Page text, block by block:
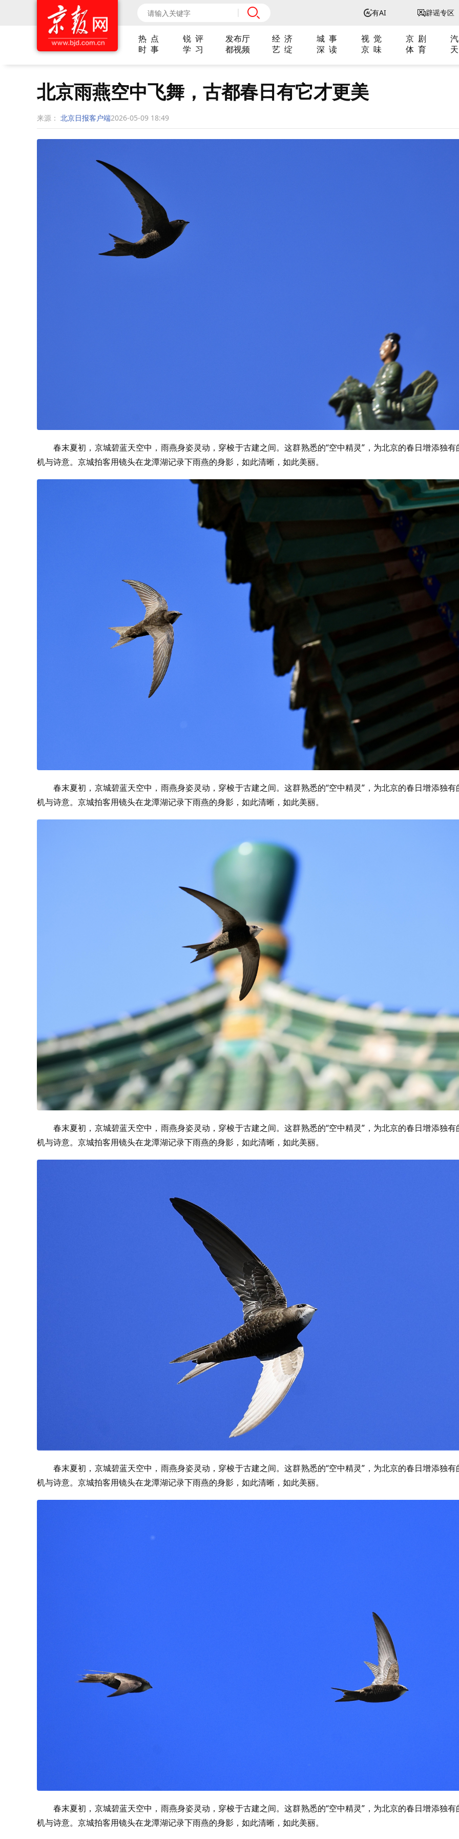
有AI 辟谣专区
热 点 锐 评 发布厅 经 济 城 事 视 觉 京 剧
时 事
学 习 都视频 艺 绽 深 读 京 味 体 育
北京雨燕空中飞舞，古都春日有它才更美
来源： 北京日报客户端2026-05-09 18:49
春末夏初，京城碧蓝天空中，雨燕身姿灵动，穿梭于古建之间。这群熟悉的“空中精灵”，为北京的春日增添独有
机与诗意。京城拍客用镜头在龙潭湖记录下雨燕的身影，如此清晰，如此美丽。
春末夏初，京城碧蓝天空中，雨燕身姿灵动，穿梭于古建之间。这群熟悉的“空中精灵”，为北京的春日增添独有
机与诗意。京城拍客用镜头在龙潭湖记录下雨燕的身影，如此清晰，如此美丽。
春末夏初，京城碧蓝天空中，雨燕身姿灵动，穿梭于古建之间。这群熟悉的“空中精灵”，为北京的春日增添独有
机与诗意。京城拍客用镜头在龙潭湖记录下雨燕的身影，如此清晰，如此美丽。
春末夏初，京城碧蓝天空中，雨燕身姿灵动，穿梭于古建之间。这群熟悉的“空中精灵”，为北京的春日增添独有
机与诗意。京城拍客用镜头在龙潭湖记录下雨燕的身影，如此清晰，如此美丽。
春末夏初，京城碧蓝天空中，雨燕身姿灵动，穿梭于古建之间。这群熟悉的“空中精灵”，为北京的春日增添独有
机与诗意。京城拍客用镜头在龙潭湖记录下雨燕的身影，如此清晰，如此美丽。